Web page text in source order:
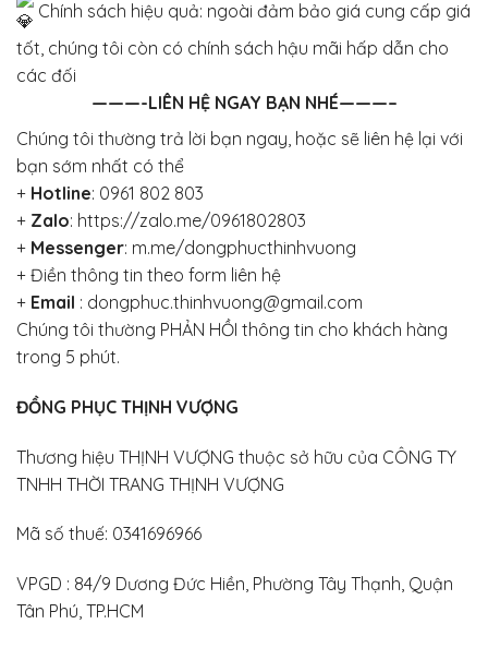
Chính sách hiệu quả: ngoài đảm bảo giá cung cấp giá
tốt, chúng tôi còn có chính sách hậu mãi hấp dẫn cho
các đối
———-LIÊN HỆ NGAY BẠN NHÉ———–
Chúng tôi thường trả lời bạn ngay, hoặc sẽ liên hệ lại với
bạn sớm nhất có thể
+ Hotline: 0961 802 803
+ Zalo: https://zalo.me/0961802803
+ Messenger: m.me/dongphucthinhvuong
+ Điền thông tin theo form liên hệ
+ Email : dongphuc.thinhvuong@gmail.com
Chúng tôi thường PHẢN HỒI thông tin cho khách hàng
trong 5 phút.
ĐỒNG PHỤC THỊNH VƯỢNG
Thương hiệu THỊNH VƯỢNG thuộc sở hữu của CÔNG TY
TNHH THỜI TRANG THỊNH VƯỢNG
Mã số thuế: 0341696966
VPGD : 84/9 Dương Đức Hiền, Phường Tây Thạnh, Quận
Tân Phú, TP.HCM